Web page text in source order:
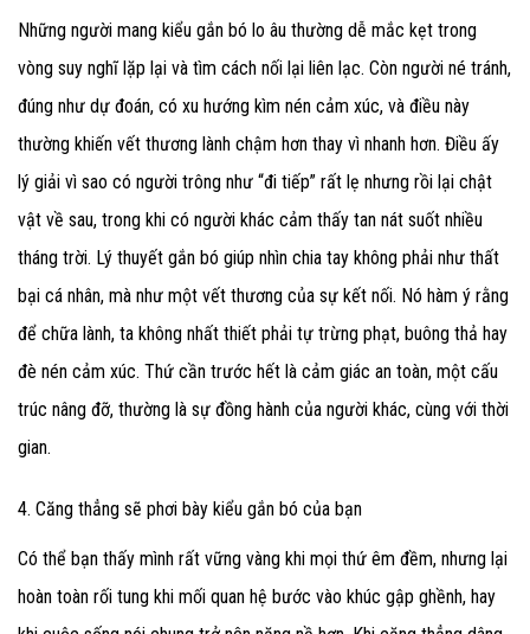
Những người mang kiểu gắn bó lo âu thường dễ mắc kẹt trong
vòng suy nghĩ lặp lại và tìm cách nối lại liên lạc. Còn người né tránh,
đúng như dự đoán, có xu hướng kìm nén cảm xúc, và điều này
thường khiến vết thương lành chậm hơn thay vì nhanh hơn. Điều ấy
lý giải vì sao có người trông như “đi tiếp” rất lẹ nhưng rồi lại chật
vật về sau, trong khi có người khác cảm thấy tan nát suốt nhiều
tháng trời. Lý thuyết gắn bó giúp nhìn chia tay không phải như thất
bại cá nhân, mà như một vết thương của sự kết nối. Nó hàm ý rằng
để chữa lành, ta không nhất thiết phải tự trừng phạt, buông thả hay
đè nén cảm xúc. Thứ cần trước hết là cảm giác an toàn, một cấu
trúc nâng đỡ, thường là sự đồng hành của người khác, cùng với thời
gian.
4. Căng thẳng sẽ phơi bày kiểu gắn bó của bạn
Có thể bạn thấy mình rất vững vàng khi mọi thứ êm đềm, nhưng lại
hoàn toàn rối tung khi mối quan hệ bước vào khúc gập ghềnh, hay